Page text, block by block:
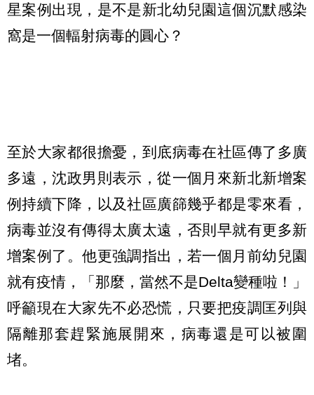
星案例出現，是不是新北幼兒園這個沉默感染
窩是一個輻射病毒的圓心？
至於大家都很擔憂，到底病毒在社區傳了多廣
多遠，沈政男則表示，從一個月來新北新增案
例持續下降，以及社區廣篩幾乎都是零來看，
病毒並沒有傳得太廣太遠，否則早就有更多新
增案例了。他更強調指出，若一個月前幼兒園
就有疫情，「那麼，當然不是Delta變種啦！」
呼籲現在大家先不必恐慌，只要把疫調匡列與
隔離那套趕緊施展開來，病毒還是可以被圍
堵。